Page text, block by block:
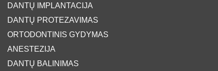
DANTŲ IMPLANTACIJA
DANTŲ PROTEZAVIMAS
ORTODONTINIS GYDYMAS
ANESTEZIJA
DANTŲ BALINIMAS